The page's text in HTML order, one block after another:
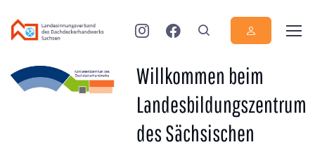
Willkommen beim
Landesbildungszentrum
des Sächsischen